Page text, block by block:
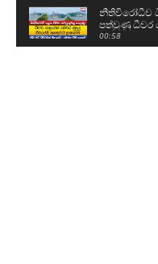
නීතිවිරෝධීව
පත්වුණු ධීවර
00:58